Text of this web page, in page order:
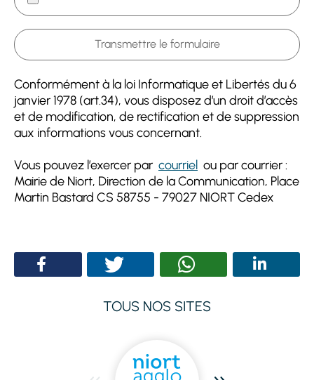
Conformément à la loi Informatique et Libertés du 6
janvier 1978 (art.34), vous disposez d’un droit d’accès
et de modification, de rectification et de suppression
aux informations vous concernant.
Vous pouvez l’exercer par courriel ou par courrier :
Mairie de Niort, Direction de la Communication, Place
Martin Bastard CS 58755 - 79027 NIORT Cedex
TOUS NOS SITES